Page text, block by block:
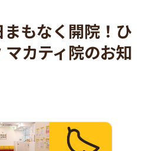
もなく開院！ひ
カティ院のお知